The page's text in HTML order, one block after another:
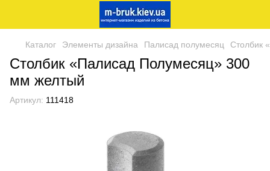
Каталог Элементы дизайна Палисад полумесяц Столбик
Столбик «Палисад Полумесяц» 300
мм желтый
Артикул: 111418